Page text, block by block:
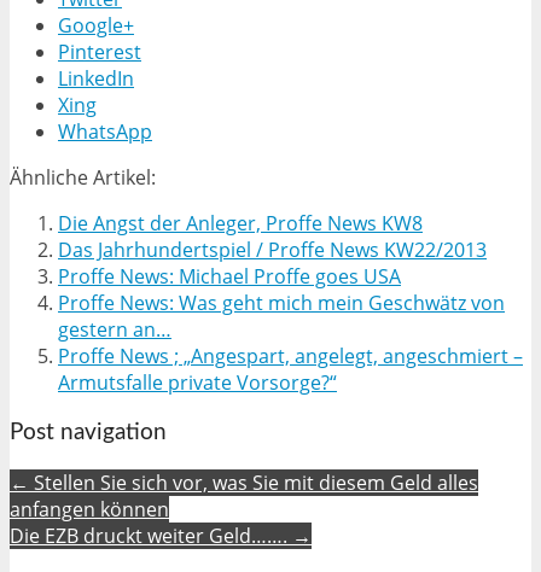
Google+
Pinterest
LinkedIn
Xing
WhatsApp
Ähnliche Artikel:
Die Angst der Anleger, Proffe News KW8
Das Jahrhundertspiel / Proffe News KW22/2013
Proffe News: Michael Proffe goes USA
Proffe News: Was geht mich mein Geschwätz von
gestern an…
Proffe News ; „Angespart, angelegt, angeschmiert –
Armutsfalle private Vorsorge?“
Post navigation
← Stellen Sie sich vor, was Sie mit diesem Geld alles
anfangen können
Die EZB druckt weiter Geld……. →